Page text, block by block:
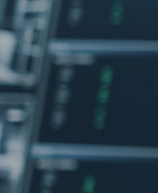
Parts
Motor/Actuator
Parts
Thermal
Management
Parts
시험 및 평가
글로벌 R&D